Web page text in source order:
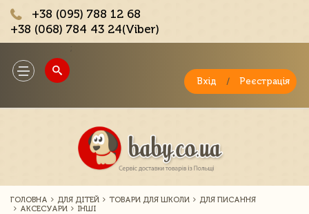
+38 (095) 788 12 68
+38 (068) 784 43 24(Viber)
Toggle
navigation
Вхід / Реєстрація
ГОЛОВНА ДЛЯ ДІТЕЙ ТОВАРИ ДЛЯ ШКОЛИ
ДЛЯ ПИСАННЯ
АКСЕСУАРИ
ІНШІ